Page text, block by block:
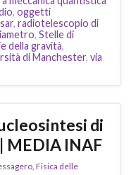
, oggetti
, radiotelescopio di
, Stelle di
della gravità,
di Manchester, via
di
MEDIA INAF
, Fisica delle